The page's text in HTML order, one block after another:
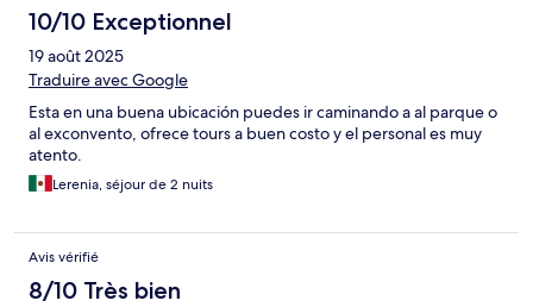
10/10 Exceptionnel
19 août 2025
Traduire avec Google
Esta en una buena ubicación puedes ir caminando a al parque o
al exconvento, ofrece tours a buen costo y el personal es muy
atento.
Lerenia, séjour de 2 nuits
Avis vérifié
8/10 Très bien